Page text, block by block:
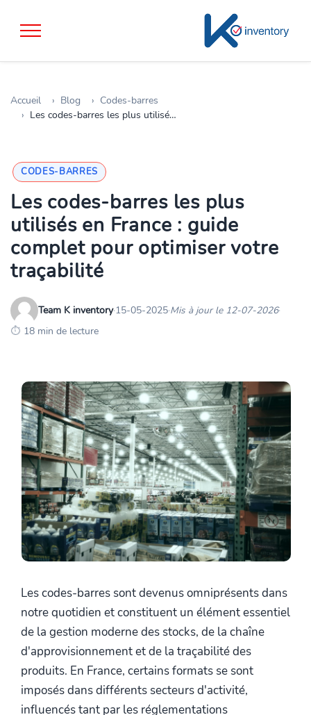
Accueil Blog
Codes-barres
Les codes-barres les plus utilisés en France : guide complet pour optimiser votre traçabilité
CODES-BARRES
Les codes-barres les plus
utilisés en France : guide
complet pour optimiser votre
traçabilité
Team K inventory·15-05-2025·Mis à jour le 12-07-2026·
18 min de lecture
Les codes-barres sont devenus omniprésents dans
notre quotidien et constituent un élément essentiel
de la gestion moderne des stocks, de la chaîne
d'approvisionnement et de la traçabilité des
produits. En France, certains formats se sont
imposés dans différents secteurs d'activité,
influencés tant par les réglementations